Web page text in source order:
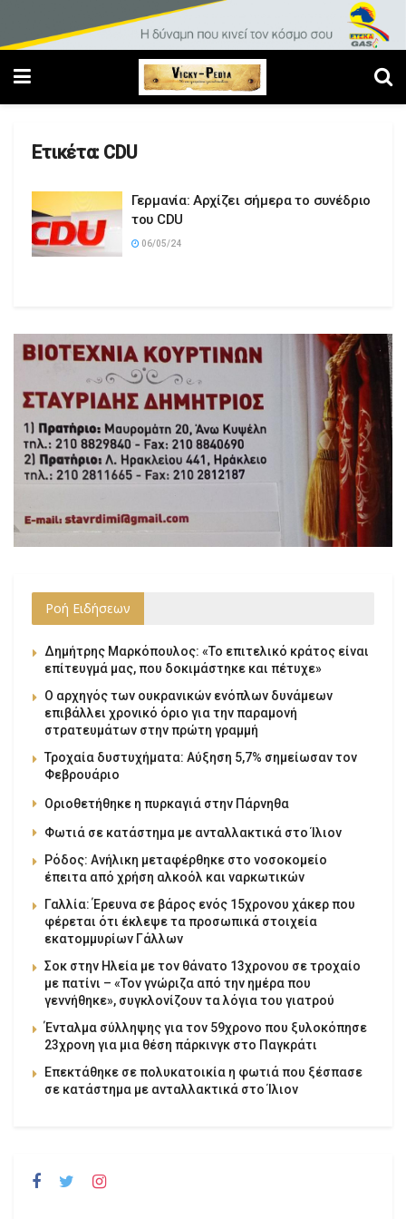
Ετικέτα: CDU
Γερμανία: Αρχίζει σήμερα το συνέδριο
του CDU
06/05/24
Ροή Ειδήσεων
Δημήτρης Μαρκόπουλος: «Το επιτελικό κράτος είναι
επίτευγμά μας, που δοκιμάστηκε και πέτυχε»
Ο αρχηγός των ουκρανικών ενόπλων δυνάμεων
επιβάλλει χρονικό όριο για την παραμονή
στρατευμάτων στην πρώτη γραμμή
Τροχαία δυστυχήματα: Αύξηση 5,7% σημείωσαν τον
Φεβρουάριο
Οριοθετήθηκε η πυρκαγιά στην Πάρνηθα
Φωτιά σε κατάστημα με ανταλλακτικά στο Ίλιον
Ρόδος: Ανήλικη μεταφέρθηκε στο νοσοκομείο
έπειτα από χρήση αλκοόλ και ναρκωτικών
Γαλλία: Έρευνα σε βάρος ενός 15χρονου χάκερ που
φέρεται ότι έκλεψε τα προσωπικά στοιχεία
εκατομμυρίων Γάλλων
Σοκ στην Ηλεία με τον θάνατο 13χρονου σε τροχαίο
με πατίνι – «Τον γνώριζα από την ημέρα που
γεννήθηκε», συγκλονίζουν τα λόγια του γιατρού
Ένταλμα σύλληψης για τον 59χρονο που ξυλοκόπησε
23χρονη για μια θέση πάρκινγκ στο Παγκράτι
Επεκτάθηκε σε πολυκατοικία η φωτιά που ξέσπασε
σε κατάστημα με ανταλλακτικά στο Ίλιον